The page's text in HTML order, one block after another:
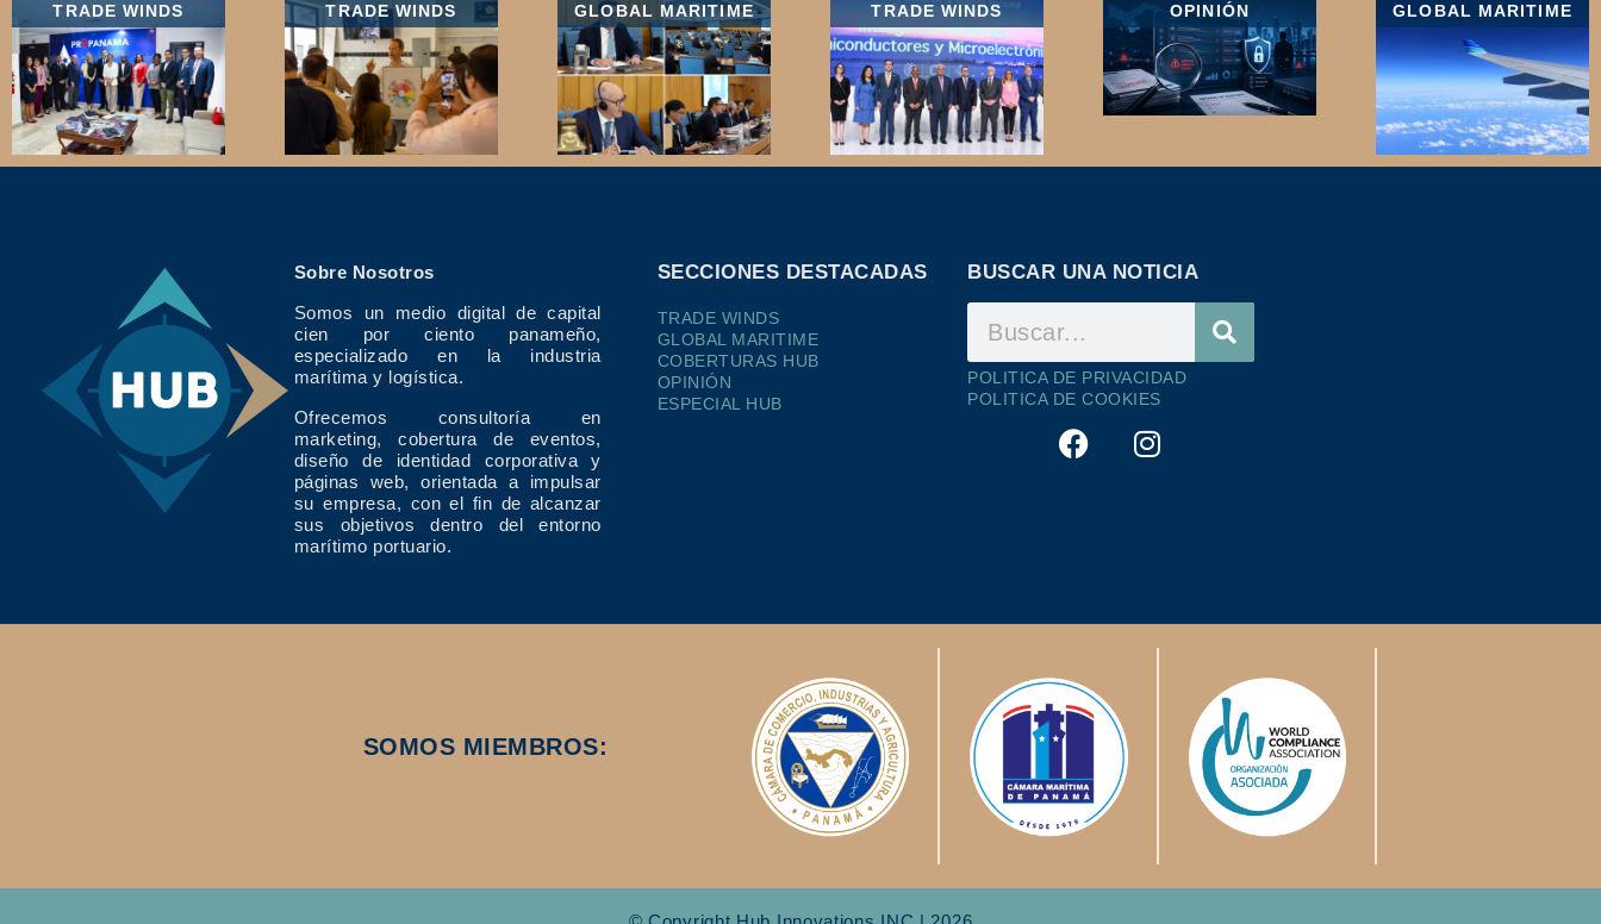
TRADE WINDS TRADE WINDS GLOBAL MARITIME TRADE WINDS OPINIÓN GLOBAL MARITIME
Sobre Nosotros
Somos un medio digital de capital
cien por ciento panameño,
especializado en la industria
marítima y logística.
Ofrecemos consultoría en
marketing, cobertura de eventos,
diseño de identidad corporativa y
páginas web, orientada a impulsar
su empresa, con el fin de alcanzar
sus objetivos dentro del entorno
marítimo portuario.
SECCIONES DESTACADAS
TRADE WINDS
GLOBAL MARITIME
COBERTURAS HUB
OPINIÓN
ESPECIAL HUB
BUSCAR UNA NOTICIA
POLITICA DE PRIVACIDAD
POLITICA DE COOKIES
SOMOS MIEMBROS: